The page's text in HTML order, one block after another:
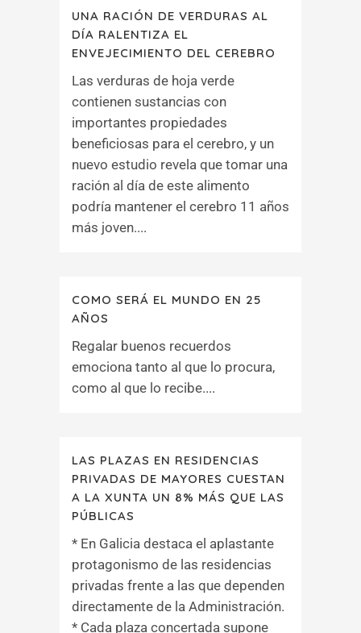
UNA RACIÓN DE VERDURAS AL
DÍA RALENTIZA EL
ENVEJECIMIENTO DEL CEREBRO
Las verduras de hoja verde
contienen sustancias con
importantes propiedades
beneficiosas para el cerebro, y un
nuevo estudio revela que tomar una
ración al día de este alimento
podría mantener el cerebro 11 años
más joven....
COMO SERÁ EL MUNDO EN 25
AÑOS
Regalar buenos recuerdos
emociona tanto al que lo procura,
como al que lo recibe....
LAS PLAZAS EN RESIDENCIAS
PRIVADAS DE MAYORES CUESTAN
A LA XUNTA UN 8% MÁS QUE LAS
PÚBLICAS
* En Galicia destaca el aplastante
protagonismo de las residencias
privadas frente a las que dependen
directamente de la Administración.
* Cada plaza concertada supone